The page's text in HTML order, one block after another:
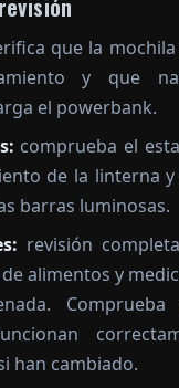
que la
y que
el powerbank.
comprueba el
de la linterna
barras luminosas.
revisión
alimentos y
han cambiado.